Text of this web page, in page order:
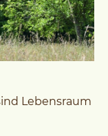
Lebensraum